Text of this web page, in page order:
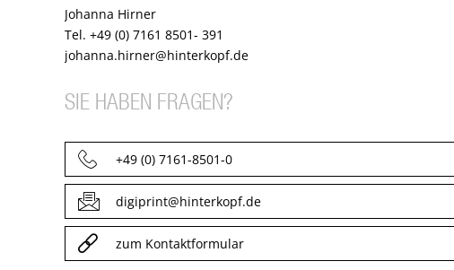
Johanna Hirner
Tel. +49 (0) 7161 8501- 391
johanna.hirner@hinterkopf.de
SIE HABEN FRAGEN?
+49 (0) 7161-8501-0
digiprint@hinterkopf.de
zum Kontaktformular